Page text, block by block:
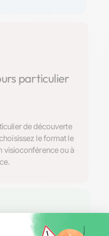
particulier
de découverte
le format le
visioconférence ou à